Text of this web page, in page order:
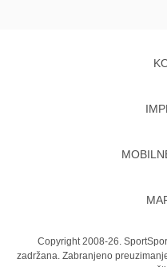
Copyright 2008-26.
zadržana. Zabranjeno